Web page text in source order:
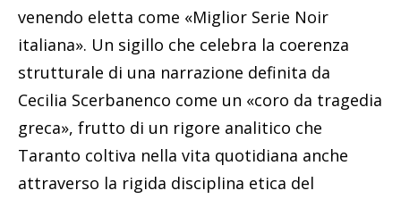
venendo eletta come «Miglior Serie Noir
italiana». Un sigillo che celebra la coerenza
strutturale di una narrazione definita da
Cecilia Scerbanenco come un «coro da tragedia
greca», frutto di un rigore analitico che
Taranto coltiva nella vita quotidiana anche
attraverso la rigida disciplina etica del